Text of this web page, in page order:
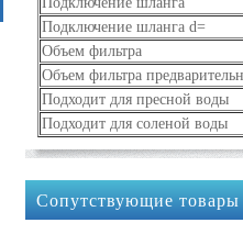
Подключение шланга d=
Объем фильтра
Объем фильтра
Подходит для пресной воды
Подходит для соленой воды
Сопутствующие товары